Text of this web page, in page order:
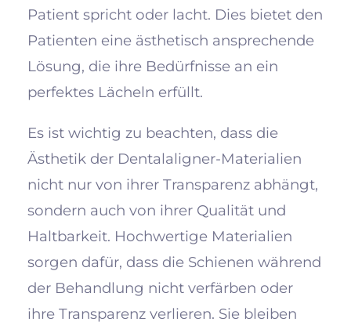
Patient spricht oder lacht. Dies bietet den
Patienten eine ästhetisch ansprechende
Lösung, die ihre Bedürfnisse an ein
perfektes Lächeln erfüllt.
Es ist wichtig zu beachten, dass die
Ästhetik der Dentalaligner-Materialien
nicht nur von ihrer Transparenz abhängt,
sondern auch von ihrer Qualität und
Haltbarkeit. Hochwertige Materialien
sorgen dafür, dass die Schienen während
der Behandlung nicht verfärben oder
ihre Transparenz verlieren. Sie bleiben